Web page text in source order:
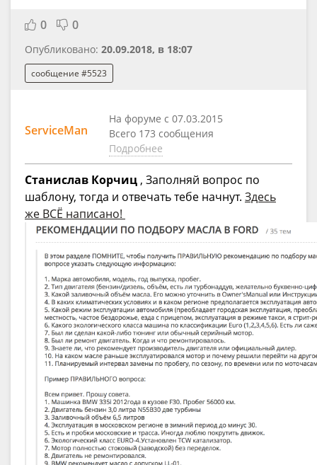
0 0
Опубликовано: 20.09.2018, в 18:07
сообщение #5523
ServiceMan
На форуме с 07.03.2015
Всего 173 сообщения
Подробнее
Станислав Корчиц , Заполняй вопрос по
шаблону, тогда и отвечать тебе начнут. Здесь
же ВСЁ написано!